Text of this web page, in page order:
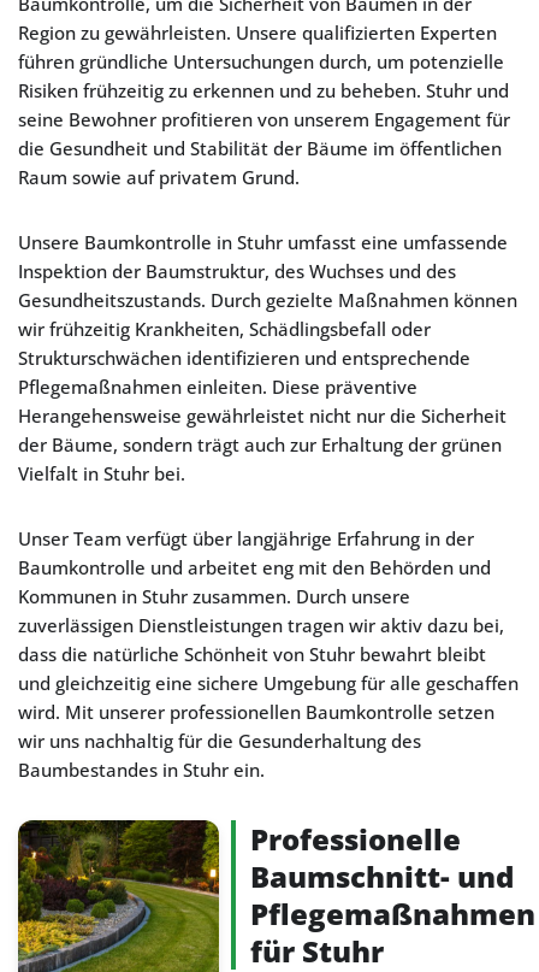
Region zu gewährleisten. Unsere qualifizierten Experten
führen gründliche Untersuchungen durch, um potenzielle
Risiken frühzeitig zu erkennen und zu beheben. Stuhr und
seine Bewohner profitieren von unserem Engagement für
die Gesundheit und Stabilität der Bäume im öffentlichen
Raum sowie auf privatem Grund.
Unsere Baumkontrolle in Stuhr umfasst eine umfassende
Inspektion der Baumstruktur, des Wuchses und des
Gesundheitszustands. Durch gezielte Maßnahmen können
wir frühzeitig Krankheiten, Schädlingsbefall oder
Strukturschwächen identifizieren und entsprechende
Pflegemaßnahmen einleiten. Diese präventive
Herangehensweise gewährleistet nicht nur die Sicherheit
der Bäume, sondern trägt auch zur Erhaltung der grünen
Vielfalt in Stuhr bei.
Unser Team verfügt über langjährige Erfahrung in der
Baumkontrolle und arbeitet eng mit den Behörden und
Kommunen in Stuhr zusammen. Durch unsere
zuverlässigen Dienstleistungen tragen wir aktiv dazu bei,
dass die natürliche Schönheit von Stuhr bewahrt bleibt
und gleichzeitig eine sichere Umgebung für alle geschaffen
wird. Mit unserer professionellen Baumkontrolle setzen
wir uns nachhaltig für die Gesunderhaltung des
Baumbestandes in Stuhr ein.
Professionelle
Baumschnitt- und
Pflegemaßnahmen
für Stuhr